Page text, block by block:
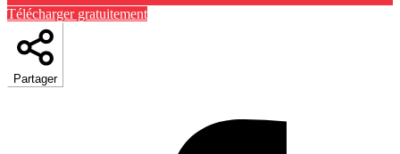
Télécharger gratuitement
Partager